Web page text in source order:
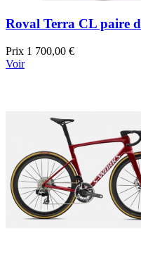
Roval Terra CL paire
Prix 1 700,00 €
Voir